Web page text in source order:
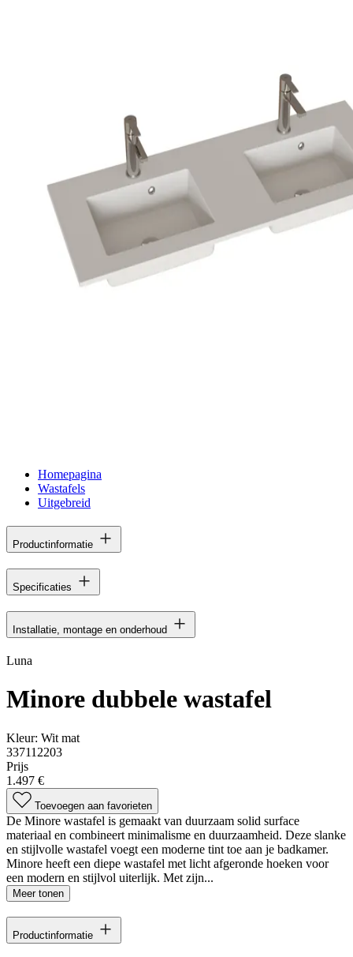
Homepagina
Wastafels
Uitgebreid
Productinformatie
Specificaties
Installatie, montage en onderhoud
Luna
Minore dubbele wastafel
Kleur: Wit mat
337112203
Prijs
1.497 €
Toevoegen aan favorieten
De Minore wastafel is gemaakt van duurzaam solid surface
materiaal en combineert minimalisme en duurzaamheid. Deze slanke
en stijlvolle wastafel voegt een moderne tint toe aan je badkamer.
Minore heeft een diepe wastafel met licht afgeronde hoeken voor
een modern en stijlvol uiterlijk. Met zijn...
Meer tonen
Productinformatie